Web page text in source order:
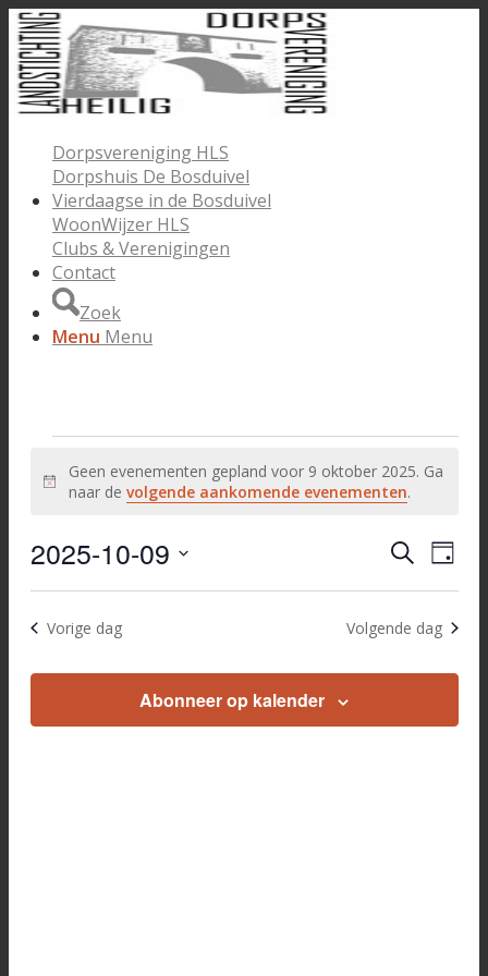
Dorpsvereniging HLS
Dorpshuis De Bosduivel
Vierdaagse in de Bosduivel
WoonWijzer HLS
Clubs & Verenigingen
Contact
Zoek
Menu Menu
in
oktober
2025
Bericht
Geen evenementen gepland voor 9 oktober 2025. Ga
naar de volgende aankomende evenementen.
Zoeken
en
Zoeken
Dag
2025-10-09
datum.
Vorige dag Volgende dag
Abonneer op kalender